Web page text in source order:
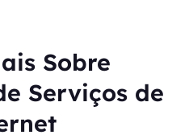
Sobre
Serviços de